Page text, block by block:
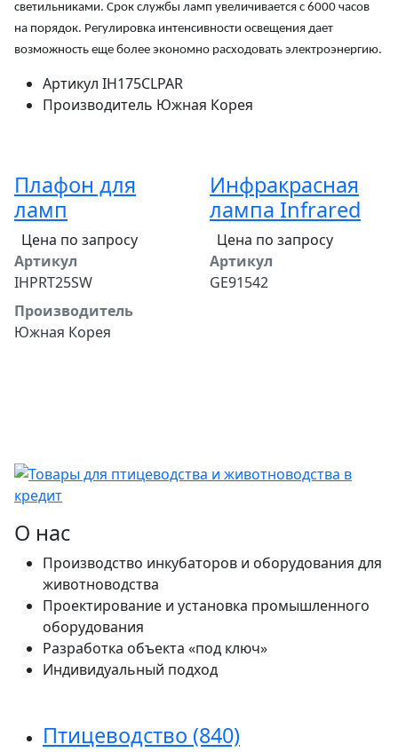
светильниками. Срок службы ламп увеличивается с 6000 часов
на порядок. Регулировка интенсивности освещения дает
возможность еще более экономно расходовать электроэнергию.
Артикул IH175CLPAR
Производитель Южная Корея
Плафон для
ламп
Цена по запросу
Артикул
IHPRT25SW
Производитель
Южная Корея
Инфракрасная
лампа Infrared
Цена по запросу
Артикул
GE91542
О нас
Производство инкубаторов и оборудования для
животноводства
Проектирование и установка промышленного
оборудования
Разработка объекта «под ключ»
Индивидуальный подход
Птицеводство (840)